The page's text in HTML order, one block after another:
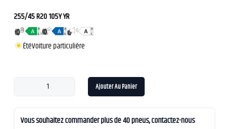
255/45 R20 105Y YR
ÉtéVoiture particulière
Ajouter Au Panier
Vous souhaitez commander plus de 40 pneus, contactez-nous